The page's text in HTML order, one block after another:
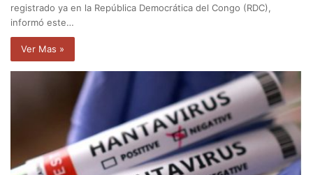
registrado ya en la República Democrática del Congo (RDC),
informó este…
Ver Mas »